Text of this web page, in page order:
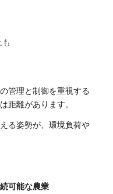
管理と制御を重視する
距離があります。
る姿勢が、環境負荷や
可能な農業